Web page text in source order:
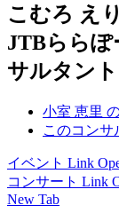
こむろ えり
JTBららぽ
サルタント
小室 恵里
このコンサ
イベント Link
コンサート Link
New Tab